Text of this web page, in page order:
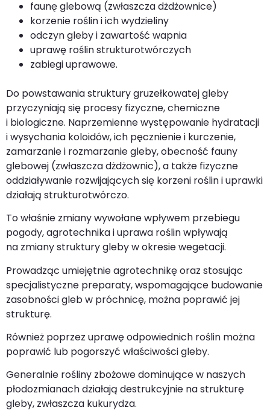
faunę glebową (zwłaszcza dżdżownice)
korzenie roślin i ich wydzieliny
odczyn gleby i zawartość wapnia
uprawę roślin strukturotwórczych
zabiegi uprawowe.
Do powstawania struktury gruzełkowatej gleby
przyczyniają się procesy fizyczne, chemiczne
i biologiczne. Naprzemienne występowanie hydratacji
i wysychania koloidów, ich pęcznienie i kurczenie,
zamarzanie i rozmarzanie gleby, obecność fauny
glebowej (zwłaszcza dżdżownic), a także fizyczne
oddziaływanie rozwijających się korzeni roślin i uprawki
działają strukturotwórczo.
To właśnie zmiany wywołane wpływem przebiegu
pogody, agrotechnika i uprawa roślin wpływają
na zmiany struktury gleby w okresie wegetacji.
Prowadząc umiejętnie agrotechnikę oraz stosując
specjalistyczne preparaty, wspomagające budowanie
zasobności gleb w próchnicę, można poprawić jej
strukturę.
Również poprzez uprawę odpowiednich roślin można
poprawić lub pogorszyć właściwości gleby.
Generalnie rośliny zbożowe dominujące w naszych
płodozmianach działają destrukcyjnie na strukturę
gleby, zwłaszcza kukurydza.